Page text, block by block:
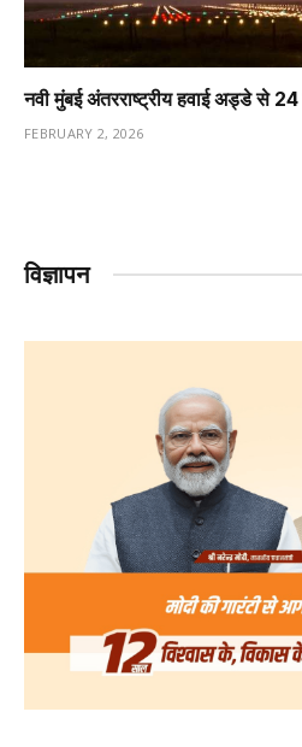
नवी मुंबई अंतरराष्ट्रीय हवाई अड्डे से
FEBRUARY 2, 2026
विज्ञापन